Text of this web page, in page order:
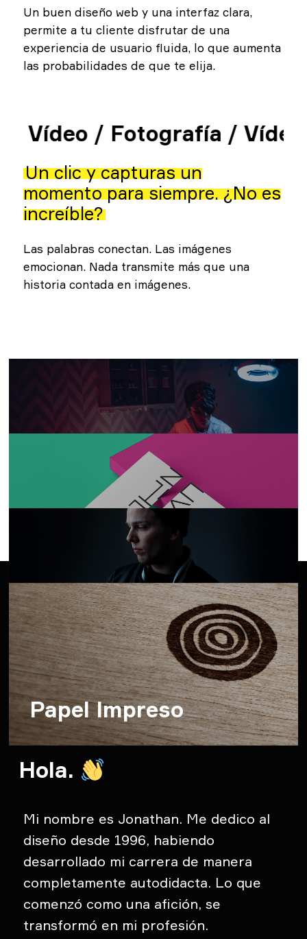
Un buen diseño web y una interfaz clara,
permite a tu cliente disfrutar de una
experiencia de usuario fluida, lo que aumenta
las probabilidades de que te elija.
Vídeo / Fotografía / Vídeo /
Un clic y capturas un
momento para siempre. ¿No es
increíble?
Las palabras conectan. Las imágenes
emocionan. Nada transmite más que una
historia contada en imágenes.
Anahata
Jnthn Durán
Shintoma
Papel Impreso
Hola.
Mi nombre es Jonathan. Me dedico al
diseño desde 1996, habiendo
desarrollado mi carrera de manera
completamente autodidacta. Lo que
comenzó como una afición, se
transformó en mi profesión.